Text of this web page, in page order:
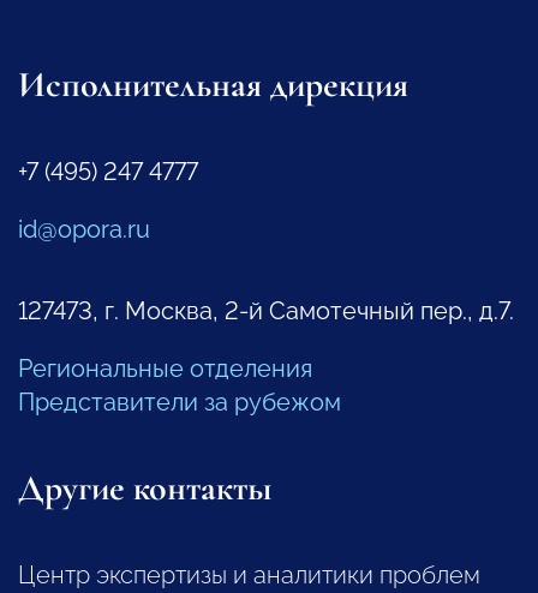
Исполнительная дирекция
+7 (495) 247 4777
id@opora.ru
127473, г. Москва, 2-й Самотечный пер., д.7.
Региональные отделения
Представители за рубежом
Другие контакты
Центр экспертизы и аналитики проблем